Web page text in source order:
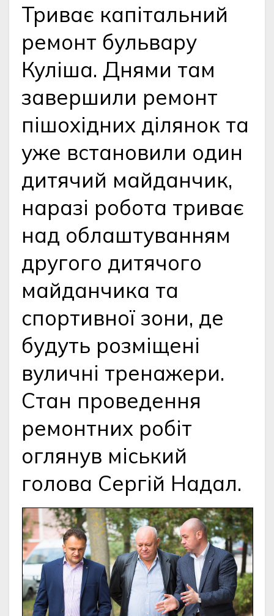
Триває капітальний
ремонт бульвару
Куліша. Днями там
завершили ремонт
пішохідних ділянок та
уже встановили один
дитячий майданчик,
наразі робота триває
над облаштуванням
другого дитячого
майданчика та
спортивної зони, де
будуть розміщені
вуличні тренажери.
Стан проведення
ремонтних робіт
оглянув міський
голова Сергій Надал.